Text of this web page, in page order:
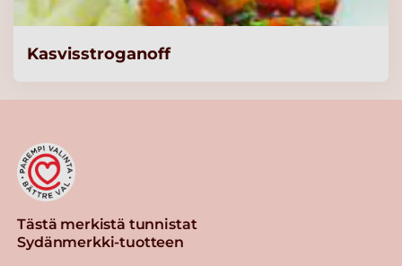
Knorr Kanaliemi,
vähäsuolainen 5kg/625L
Kasvisstroganoff
Tästä merkistä tunnistat
Sydänmerkki-tuotteen